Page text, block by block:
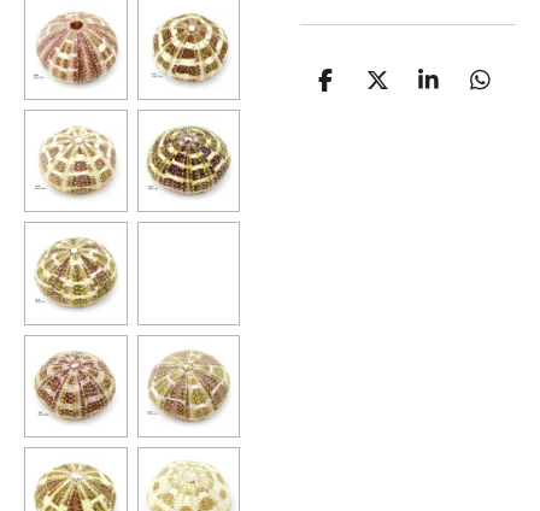
T T T T